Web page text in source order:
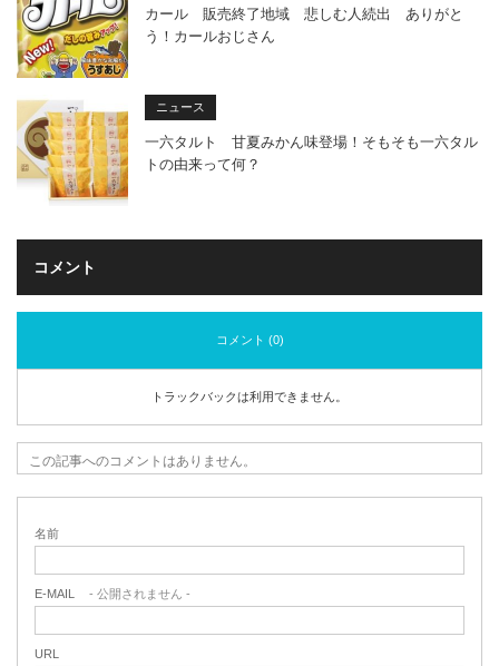
カール 販売終了地域 悲しむ人続出 ありがと
う！カールおじさん
ニュース
一六タルト 甘夏みかん味登場！そもそも一六タル
トの由来って何？
コメント
コメント (0)
トラックバックは利用できません。
この記事へのコメントはありません。
名前
E-MAIL - 公開されません -
URL